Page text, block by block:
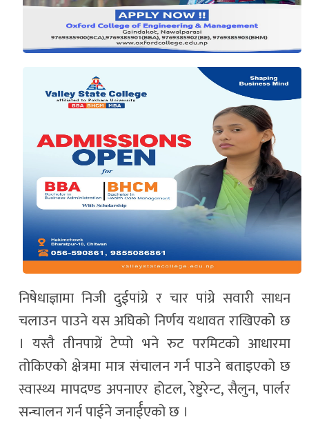
निषेधाज्ञामा निजी दुईपांग्रे र चार पांग्रे सवारी साधन
चलाउन पाउने यस अघिको निर्णय यथावत राखिएकोे छ
। यस्तै तीनपाग्रें टेप्पो भने रुट परमिटको आधारमा
तोकिएको क्षेत्रमा मात्र संचालन गर्न पाउने बताइएको छ
स्वास्थ्य मापदण्ड अपनाएर होटल, रेष्टुरेन्ट, सैलुन, पार्लर
सन्चालन गर्न पाईने जनार्ईएको छ ।